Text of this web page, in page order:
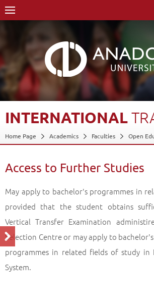
INTERNATIONAL
Home Page Academics Faculties
Open
Access to Further Studies
May apply to bachelor's programmes in
provided that the student obtains
Vertical Transfer Examination
Selection Centre or may apply to
programmes in related fields of study in
System.